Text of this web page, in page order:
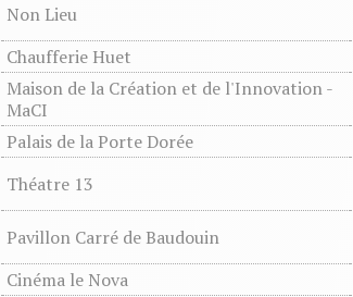
Non Lieu
Chaufferie Huet
Maison de la Création et de l'Innovation -
MaCI
Palais de la Porte Dorée
Théatre 13
Pavillon Carré de Baudouin
Cinéma le Nova